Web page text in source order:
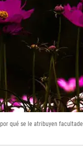
qué se le atribuyen